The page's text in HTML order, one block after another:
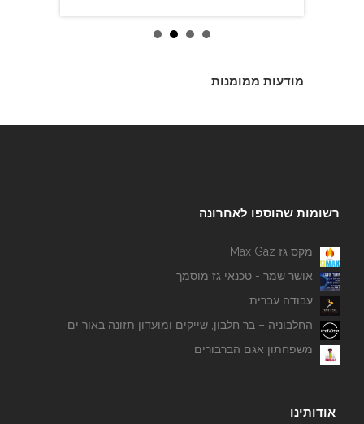
מודעות ממומנות
רשומות שהוספו לאחרונה
מקס גז Max Gaz
אושר שמר - טכנאי גז מוסמך
עבודה עברית
החלבוניה – בר חלבון, שייקים ומועדון תזונה באור ים
משפחתון אגם הברבורים
אודותינו